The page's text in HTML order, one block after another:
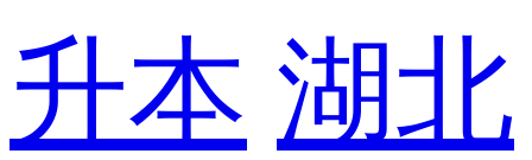
升本 湖北